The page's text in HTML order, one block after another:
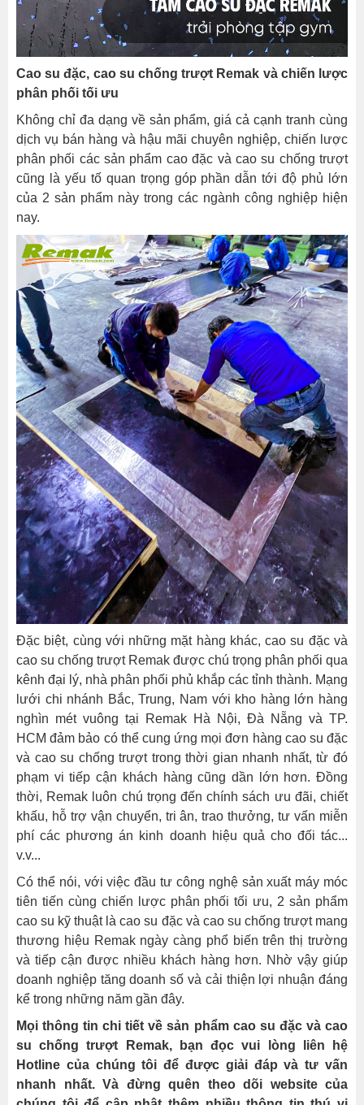
Cao su đặc, cao su chống trượt Remak và chiến lược
phân phối tối ưu
Không chỉ đa dạng về sản phẩm, giá cả cạnh tranh cùng
dịch vụ bán hàng và hậu mãi chuyên nghiệp, chiến lược
phân phối các sản phẩm cao đặc và cao su chống trượt
cũng là yếu tố quan trọng góp phần dẫn tới độ phủ lớn
của 2 sản phẩm này trong các ngành công nghiệp hiện
nay.
Đặc biệt, cùng với những mặt hàng khác, cao su đặc và
cao su chống trượt Remak được chú trọng phân phối qua
kênh đại lý, nhà phân phối phủ khắp các tỉnh thành. Mạng
lưới chi nhánh Bắc, Trung, Nam với kho hàng lớn hàng
nghìn mét vuông tại Remak Hà Nội, Đà Nẵng và TP.
HCM đảm bảo có thể cung ứng mọi đơn hàng cao su đặc
và cao su chống trượt trong thời gian nhanh nhất, từ đó
phạm vi tiếp cận khách hàng cũng dần lớn hơn. Đồng
thời, Remak luôn chú trọng đến chính sách ưu đãi, chiết
khấu, hỗ trợ vận chuyển, tri ân, trao thưởng, tư vấn miễn
phí các phương án kinh doanh hiệu quả cho đối tác...
v.v...
Có thể nói, với việc đầu tư công nghệ sản xuất máy móc
tiên tiến cùng chiến lược phân phối tối ưu, 2 sản phẩm
cao su kỹ thuật là cao su đặc và cao su chống trượt mang
thương hiệu Remak ngày càng phổ biến trên thị trường
và tiếp cận được nhiều khách hàng hơn. Nhờ vậy giúp
doanh nghiệp tăng doanh số và cải thiện lợi nhuận đáng
kể trong những năm gần đây.
Mọi thông tin chi tiết về sản phẩm cao su đặc và cao
su chống trượt Remak, bạn đọc vui lòng liên hệ
Hotline của chúng tôi để được giải đáp và tư vấn
nhanh nhất. Và đừng quên theo dõi website của